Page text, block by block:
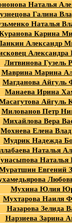
Наталья
Галина
Наталья
Карина
Александр
Александра
Литвинова Гузель
Маврина Марина
Магданова Айгуль
Манаева Ирина
Айгуль
Милованов Петр
Михайлова Вера
Мохнева Елена
Мудрик Надежда
Наталья
Наталья
Евгений
Мухина Юлия
Мухтарова Наиля
Назарова Зелида
Нарзиева Зарина